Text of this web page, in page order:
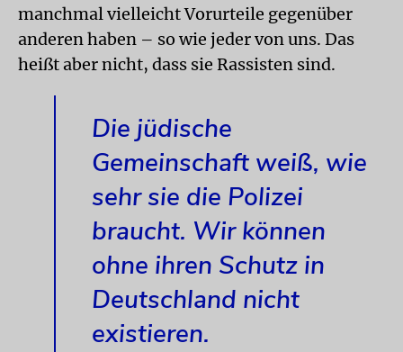
manchmal vielleicht Vorurteile gegenüber
anderen haben – so wie jeder von uns. Das
heißt aber nicht, dass sie Rassisten sind.
Die jüdische
Gemeinschaft weiß, wie
sehr sie die Polizei
braucht. Wir können
ohne ihren Schutz in
Deutschland nicht
existieren.